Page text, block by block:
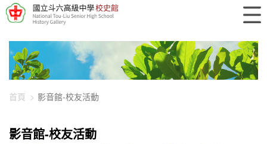
448-1672
首頁 影音館-校友活動
影音館-校友活動